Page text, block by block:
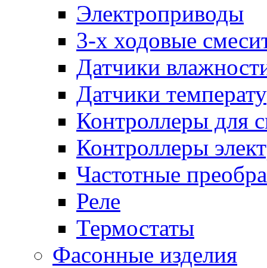
Электроприводы
3-х ходовые
Датчики
Датчики
Контроллеры для
Контроллеры
Частотные
Реле
Термостаты
Фасонные изделия